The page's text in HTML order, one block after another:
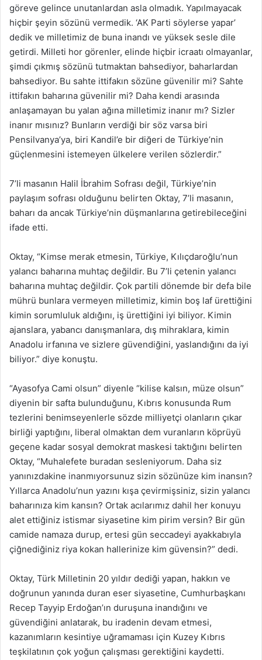
göreve gelince unutanlardan asla olmadık. Yapılmayacak
hiçbir şeyin sözünü vermedik. ‘AK Parti söylerse yapar’
dedik ve milletimiz de buna inandı ve yüksek sesle dile
getirdi. Milleti hor görenler, elinde hiçbir icraatı olmayanlar,
şimdi çıkmış sözünü tutmaktan bahsediyor, baharlardan
bahsediyor. Bu sahte ittifakın sözüne güvenilir mi? Sahte
ittifakın baharına güvenilir mi? Daha kendi arasında
anlaşamayan bu yalan ağına milletimiz inanır mı? Sizler
inanır mısınız? Bunların verdiği bir söz varsa biri
Pensilvanya’ya, biri Kandil’e bir diğeri de Türkiye’nin
güçlenmesini istemeyen ülkelere verilen sözlerdir.”
7’li masanın Halil İbrahim Sofrası değil, Türkiye’nin
paylaşım sofrası olduğunu belirten Oktay, 7’li masanın,
baharı da ancak Türkiye’nin düşmanlarına getirebileceğini
ifade etti.
Oktay, “Kimse merak etmesin, Türkiye, Kılıçdaroğlu’nun
yalancı baharına muhtaç değildir. Bu 7’li çetenin yalancı
baharına muhtaç değildir. Çok partili dönemde bir defa bile
mührü bunlara vermeyen milletimiz, kimin boş laf ürettiğini
kimin sorumluluk aldığını, iş ürettiğini iyi biliyor. Kimin
ajanslara, yabancı danışmanlara, dış mihraklara, kimin
Anadolu irfanına ve sizlere güvendiğini, yaslandığını da iyi
biliyor.” diye konuştu.
“Ayasofya Cami olsun” diyenle “kilise kalsın, müze olsun”
diyenin bir safta bulunduğunu, Kıbrıs konusunda Rum
tezlerini benimseyenlerle sözde milliyetçi olanların çıkar
birliği yaptığını, liberal olmaktan dem vuranların köprüyü
geçene kadar sosyal demokrat maskesi taktığını belirten
Oktay, “Muhalefete buradan sesleniyorum. Daha siz
yanınızdakine inanmıyorsunuz sizin sözünüze kim inansın?
Yıllarca Anadolu’nun yazını kışa çevirmişsiniz, sizin yalancı
baharınıza kim kansın? Ortak acılarımız dahil her konuyu
alet ettiğiniz istismar siyasetine kim pirim versin? Bir gün
camide namaza durup, ertesi gün seccadeyi ayakkabıyla
çiğnediğiniz riya kokan hallerinize kim güvensin?” dedi.
Oktay, Türk Milletinin 20 yıldır dediği yapan, hakkın ve
doğrunun yanında duran eser siyasetine, Cumhurbaşkanı
Recep Tayyip Erdoğan’ın duruşuna inandığını ve
güvendiğini anlatarak, bu iradenin devam etmesi,
kazanımların kesintiye uğramaması için Kuzey Kıbrıs
teşkilatının çok yoğun çalışması gerektiğini kaydetti.